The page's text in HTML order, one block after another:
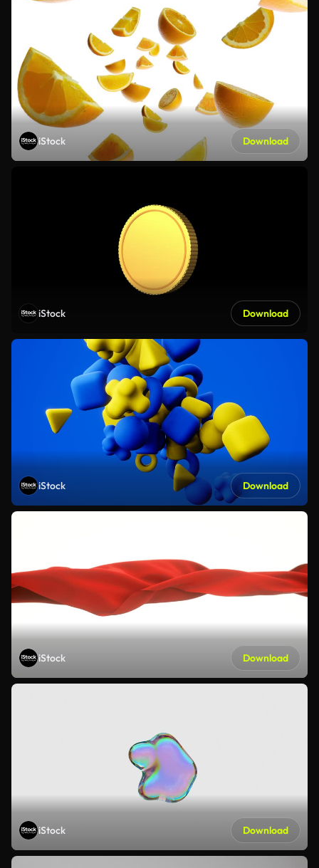
iStock Download
iStock Download
iStock Download
iStock Download
iStock Download